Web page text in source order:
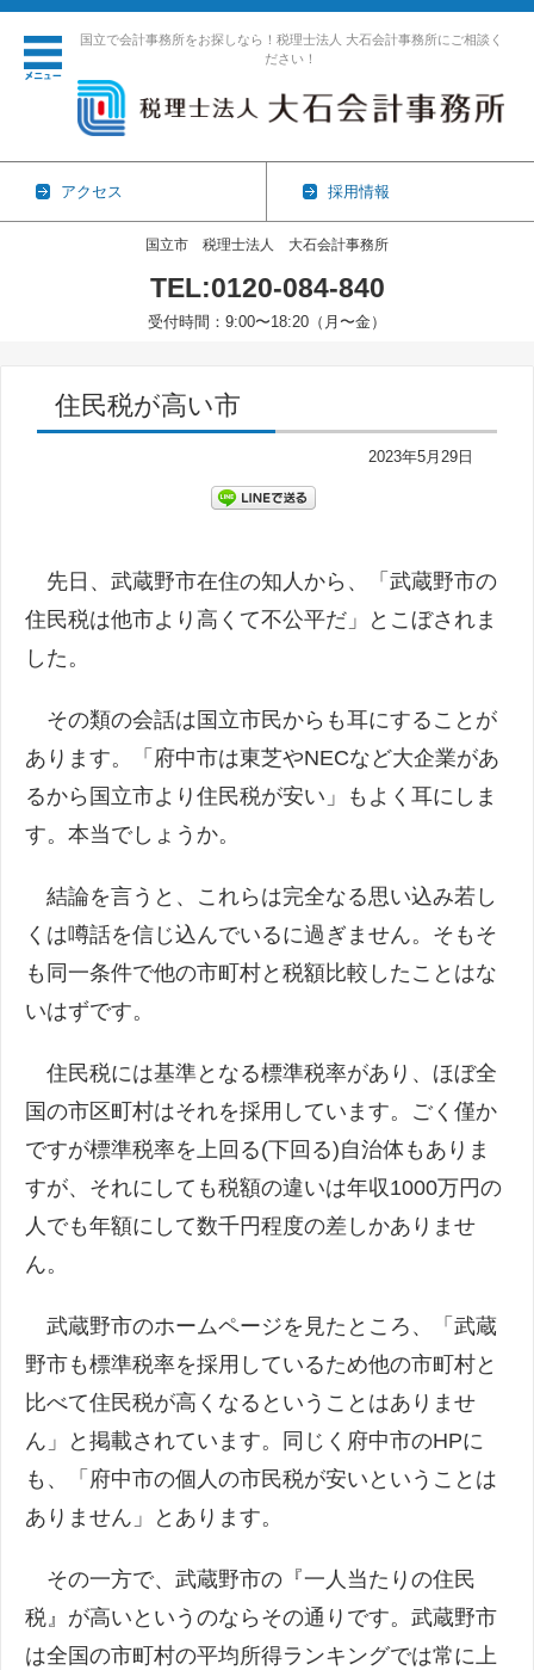
国立で会計事務所をお探しなら！税理士法人 大石会計事務所にご相談く
ださい！
アクセス 採用情報
国立市 税理士法人 大石会計事務所
TEL:0120-084-840
受付時間：9:00〜18:20（月〜金）
住民税が高い市
2023年5月29日
先日、武蔵野市在住の知人から、「武蔵野市の
住民税は他市より高くて不公平だ」とこぼされま
した。
その類の会話は国立市民からも耳にすることが
あります。「府中市は東芝やNECなど大企業があ
るから国立市より住民税が安い」もよく耳にしま
す。本当でしょうか。
結論を言うと、これらは完全なる思い込み若し
くは噂話を信じ込んでいるに過ぎません。そもそ
も同一条件で他の市町村と税額比較したことはな
いはずです。
住民税には基準となる標準税率があり、ほぼ全
国の市区町村はそれを採用しています。ごく僅か
ですが標準税率を上回る(下回る)自治体もありま
すが、それにしても税額の違いは年収1000万円の
人でも年額にして数千円程度の差しかありませ
ん。
武蔵野市のホームページを見たところ、「武蔵
野市も標準税率を採用しているため他の市町村と
比べて住民税が高くなるということはありませ
ん」と掲載されています。同じく府中市のHPに
も、「府中市の個人の市民税が安いということは
ありません」とあります。
その一方で、武蔵野市の『一人当たりの住民
税』が高いというのならその通りです。武蔵野市
は全国の市町村の平均所得ランキングでは常に上